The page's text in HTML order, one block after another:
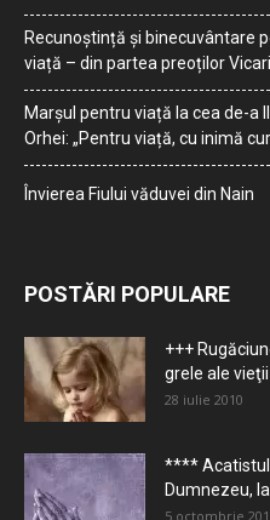
Recunoștință și binecuvântare
viață – din partea preoților
Marșul pentru viață la cea de-a
Orhei: „Pentru viață, cu inimă
Învierea Fiului văduvei din Nain
POSTĂRI POPULARE
+++
grele ale vieţii
28 iulie 2010
**** Acatistul
Dumnezeu,
5 octombrie